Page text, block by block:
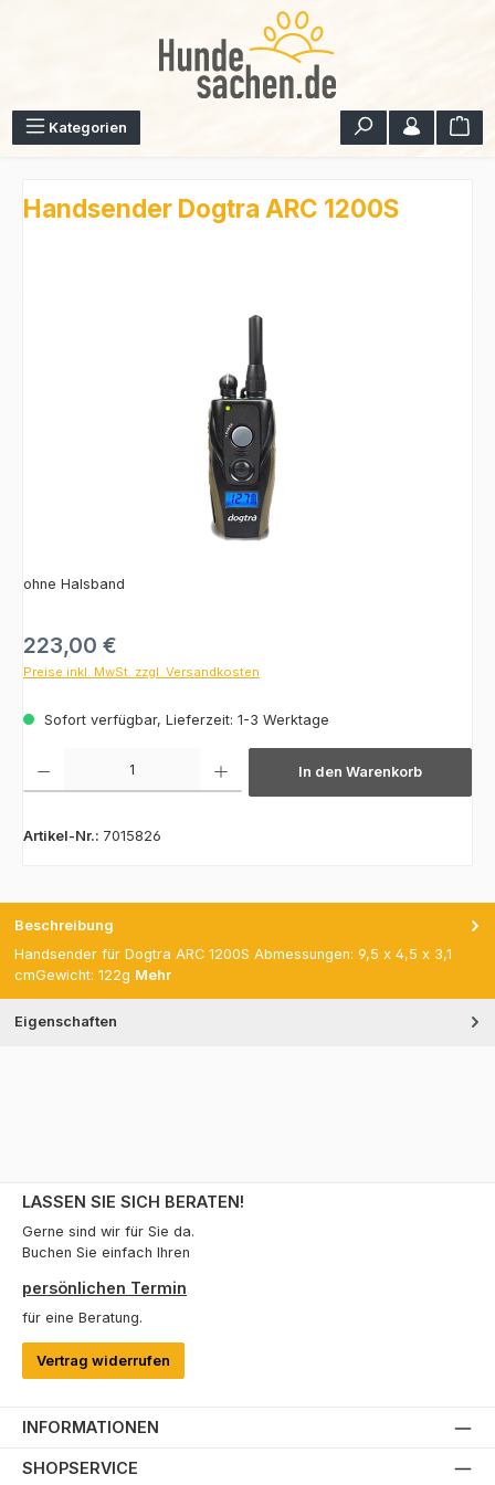
Kategorien
Handsender Dogtra ARC 1200S
ohne Halsband
Regulärer Preis:
223,00 €
Preise inkl. MwSt. zzgl. Versandkosten
Sofort verfügbar, Lieferzeit: 1-3 Werktage
In den Warenkorb
Artikel-Nr.: 7015826
Beschreibung
Handsender für Dogtra ARC 1200S Abmessungen: 9,5 x 4,5 x 3,1
cmGewicht: 122g Mehr
Eigenschaften
LASSEN SIE SICH BERATEN!
Gerne sind wir für Sie da.
Buchen Sie einfach Ihren
persönlichen Termin
für eine Beratung.
Vertrag widerrufen
INFORMATIONEN
SHOPSERVICE